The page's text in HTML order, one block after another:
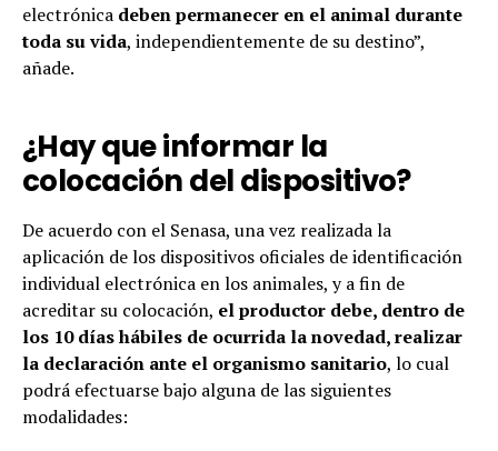
electrónica deben permanecer en el animal durante
toda su vida, independientemente de su destino”,
añade.
¿Hay que informar la
colocación del dispositivo?
De acuerdo con el Senasa, una vez realizada la
aplicación de los dispositivos oficiales de identificación
individual electrónica en los animales, y a fin de
acreditar su colocación, el productor debe, dentro de
los 10 días hábiles de ocurrida la novedad, realizar
la declaración ante el organismo sanitario, lo cual
podrá efectuarse bajo alguna de las siguientes
modalidades: